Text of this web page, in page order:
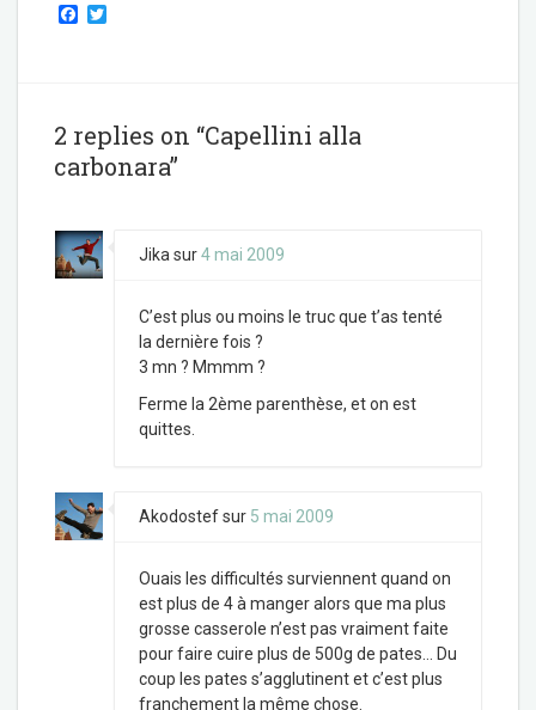
F
o
k
r
2 replies on “Capellini alla
carbonara”
Jika sur4 mai 2009
C’est plus ou moins le truc que t’as tenté
la dernière fois ?
3 mn ? Mmmm ?
Ferme la 2ème parenthèse, et on est
quittes.
Akodostefsur 5 mai 2009
Ouais les difficultés surviennent quand on
est plus de 4 à manger alors que ma plus
grosse casserole n’est pas vraiment faite
pour faire cuire plus de 500g de pates… Du
coup les pates s’agglutinent et c’est plus
franchement la même chose.